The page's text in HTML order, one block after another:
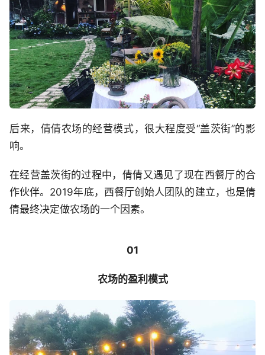
后来，倩倩农场的经营模式，很大程度受“盖茨街”的影
响。
在经营盖茨街的过程中，倩倩又遇见了现在西餐厅的合
作伙伴。2019年底，西餐厅创始人团队的建立，也是倩
倩最终决定做农场的一个因素。
01
农场的盈利模式